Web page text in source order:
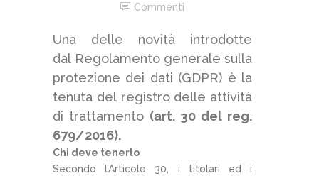
Commenti
Una delle novità introdotte
dal Regolamento generale sulla
protezione dei dati (GDPR) è la
tenuta del registro delle attività
di trattamento (art. 30 del reg.
679/2016).
Chi deve tenerlo
Secondo l’Articolo 30, i titolari ed i